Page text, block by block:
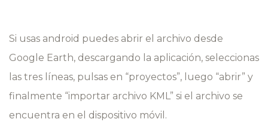
Si usas android puedes abrir el archivo desde
Google Earth, descargando la aplicación, seleccionas
las tres líneas, pulsas en “proyectos”, luego “abrir” y
finalmente “importar archivo KML” si el archivo se
encuentra en el dispositivo móvil.